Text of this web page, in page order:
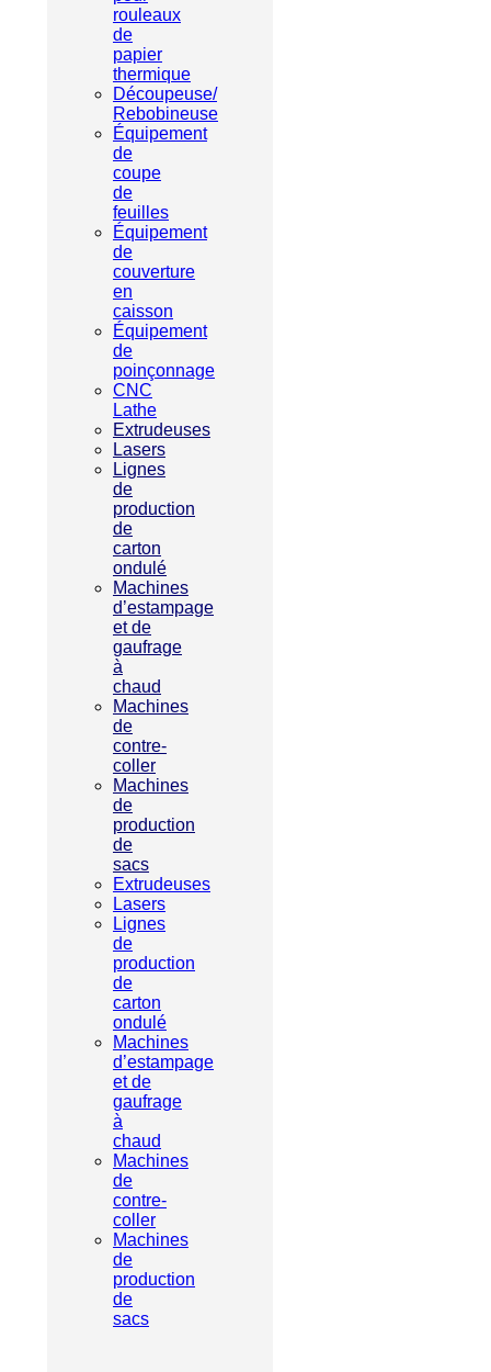
rouleaux
de
papier
thermique
Découpeuse/
Rebobineuse
Équipement
de
coupe
de
feuilles
Équipement
de
couverture
en
caisson
Équipement
de
poinçonnage
CNC
Lathe
Extrudeuses
Lasers
Lignes
de
production
de
carton
ondulé
Machines
d’estampage
et de
gaufrage
à
chaud
Machines
de
contre-
coller
Machines
de
production
de
sacs
Extrudeuses
Lasers
Lignes
de
production
de
carton
ondulé
Machines
d’estampage
et de
gaufrage
à
chaud
Machines
de
contre-
coller
Machines
de
production
de
sacs